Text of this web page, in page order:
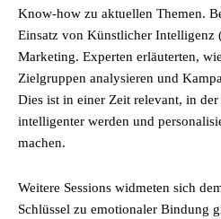
Know-how zu aktuellen Themen.
Einsatz von Künstlicher Intelligenz
Marketing. Experten erläuterten,
Zielgruppen analysieren und
Dies ist in einer Zeit relevant, in
intelligenter werden und
machen.
Weitere Sessions widmeten sich
Schlüssel zu emotionaler Bindung